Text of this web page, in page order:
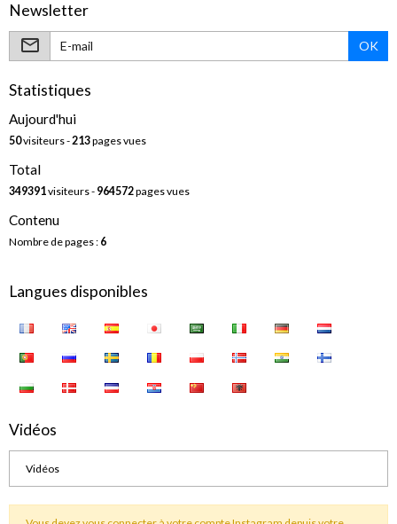
Newsletter
OK
Statistiques
Aujourd'hui
50visiteurs - 213pages vues
Total
349391visiteurs - 964572pages vues
Contenu
Nombre de pages : 6
Langues disponibles
Vidéos
Vidéos